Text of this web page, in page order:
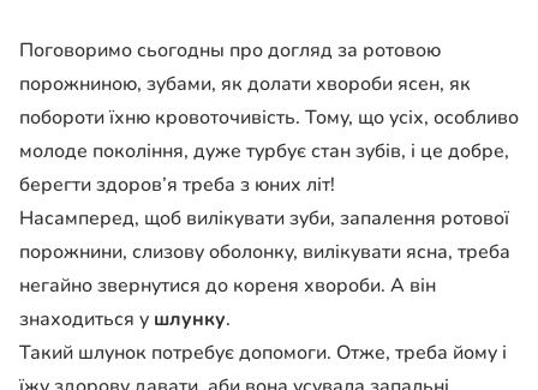
Поговоримо сьогодны про догляд за ротовою
порожниною, зубами, як долати хвороби ясен, як
побороти їхню кровоточивість. Тому, що усіх, особливо
молоде покоління, дуже турбує стан зубів, і це добре,
берегти здоров’я треба з юних літ!
Насамперед, щоб вилікувати зуби, запалення ротової
порожнини, слизову оболонку, вилікувати ясна, треба
негайно звернутися до кореня хвороби. А він
знаходиться у шлунку.
Такий шлунок потребує допомоги. Отже, треба йому і